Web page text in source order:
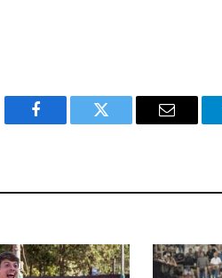
Facebook Twitter Email